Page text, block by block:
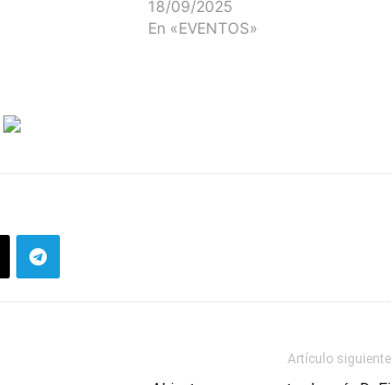
18/09/2025
En «EVENTOS»
Artículo siguiente